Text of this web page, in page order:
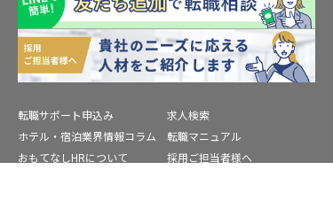
転職サポート申込み
求人検索
ホテル・宿泊業界情報コラム
転職マニュアル
おもてなしHRについて
採用ご担当者様へ